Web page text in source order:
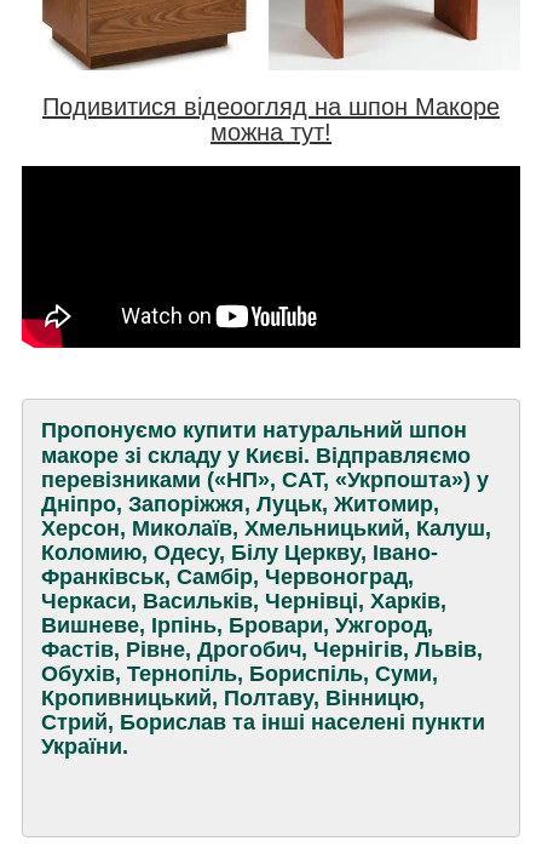
Подивитися відеоогляд на шпон Макоре
можна тут!
Пропонуємо купити натуральний шпон
макоре зі складу у Києві. Відправляємо
перевізниками («НП», САТ, «Укрпошта») у
Дніпро, Запоріжжя, Луцьк, Житомир,
Херсон, Миколаїв, Хмельницький, Калуш,
Коломию, Одесу, Білу Церкву, Івано-
Франківськ, Самбір, Червоноград,
Черкаси, Васильків, Чернівці, Харків,
Вишневе, Ірпінь, Бровари, Ужгород,
Фастів, Рівне, Дрогобич, Чернігів, Львів,
Обухів, Тернопіль, Бориспіль, Суми,
Кропивницький, Полтаву, Вінницю,
Стрий, Борислав та інші населені пункти
України.